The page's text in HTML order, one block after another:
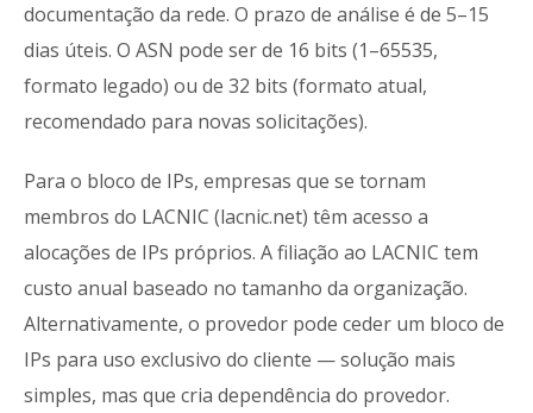
documentação da rede. O prazo de análise é de 5–15
dias úteis. O ASN pode ser de 16 bits (1–65535,
formato legado) ou de 32 bits (formato atual,
recomendado para novas solicitações).
Para o bloco de IPs, empresas que se tornam
membros do LACNIC (lacnic.net) têm acesso a
alocações de IPs próprios. A filiação ao LACNIC tem
custo anual baseado no tamanho da organização.
Alternativamente, o provedor pode ceder um bloco de
IPs para uso exclusivo do cliente — solução mais
simples, mas que cria dependência do provedor.